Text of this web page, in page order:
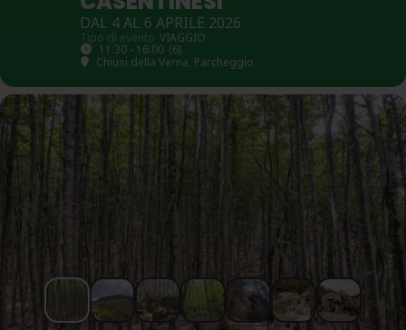
CHI SIAMO
ATTIVITÀ
CONTATTI
DAL 4 AL 6 APRILE 2026
Tipo di evento VIAGGIO
11:30 - 16:00 (6)
Chiusi della Verna, Parcheggio